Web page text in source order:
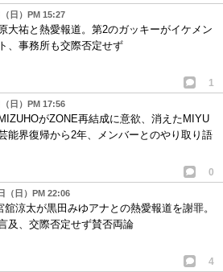
日）PM 15:27
大祐と熱愛報道。第2のガッキーがイケメン
、事務所も交際否定せず
1
日）PM 17:56
がZONE再結成に意欲、消えたMIYU
能界復帰から2年、メンバーとのやり取り語
0
（日）PM 22:06
舘涼太が黒田みゆアナとの熱愛報道を謝罪。
及、交際否定せず賛否両論
4